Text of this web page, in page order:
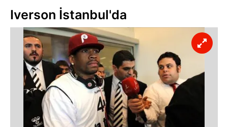
Iverson İstanbul'da